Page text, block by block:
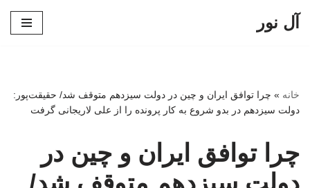
آل نور
خانه » چرا توافق ایران و چین در دولت سیزدهم متوقف شد/ حقیقت‌پور:
دولت سیزدهم در بدو شروع به کار پرونده را از علی لاریجانی گرفت
چرا توافق ایران و چین در